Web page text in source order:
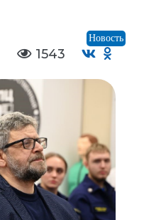
Новость
1543